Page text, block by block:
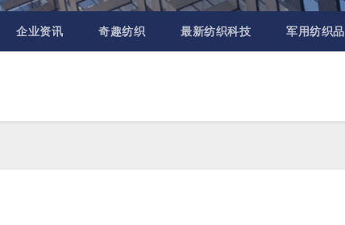
企业资讯 奇趣纺织 最新纺织科技 军用纺织品